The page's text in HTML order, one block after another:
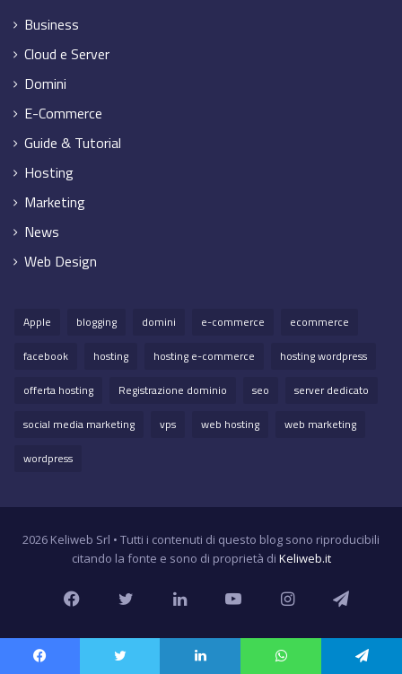
Business
Cloud e Server
Domini
E-Commerce
Guide & Tutorial
Hosting
Marketing
News
Web Design
Apple blogging domini e-commerce
ecommerce
facebook
hosting hosting e-commerce
hosting wordpress
offerta hosting
Registrazione dominio seo
server dedicato
social media marketing
vps web hosting
web marketing
wordpress
2026 Keliweb Srl • Tutti i contenuti di questo blog sono riproducibili
citando la fonte e sono di proprietà di Keliweb.it
FacebookTwitterLinkedInYouTubeInstagram